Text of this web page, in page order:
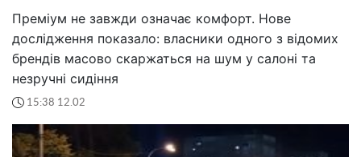
Преміум не завжди означає комфорт. Нове
дослідження показало: власники одного з відомих
брендів масово скаржаться на шум у салоні та
незручні сидіння
15:38 12.02